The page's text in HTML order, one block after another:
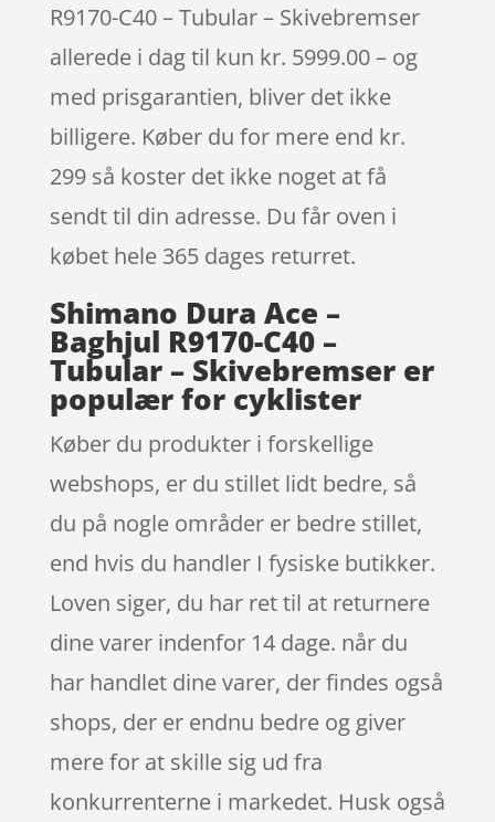
R9170-C40 – Tubular – Skivebremser
allerede i dag til kun kr. 5999.00 – og
med prisgarantien, bliver det ikke
billigere. Køber du for mere end kr.
299 så koster det ikke noget at få
sendt til din adresse. Du får oven i
købet hele 365 dages returret.
Shimano Dura Ace –
Baghjul R9170-C40 –
Tubular – Skivebremser er
populær for cyklister
Køber du produkter i forskellige
webshops, er du stillet lidt bedre, så
du på nogle områder er bedre stillet,
end hvis du handler I fysiske butikker.
Loven siger, du har ret til at returnere
dine varer indenfor 14 dage. når du
har handlet dine varer, der findes også
shops, der er endnu bedre og giver
mere for at skille sig ud fra
konkurrenterne i markedet. Husk også